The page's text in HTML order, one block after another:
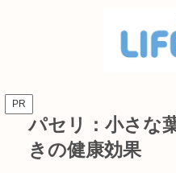
PR
パセリ：小さな
きの健康効果